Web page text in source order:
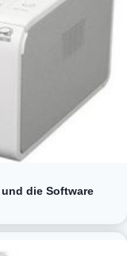
die Software